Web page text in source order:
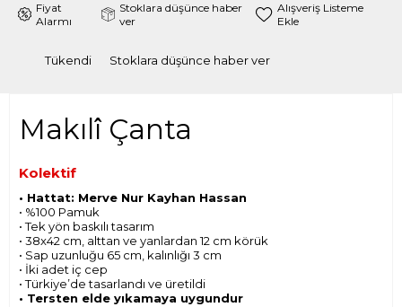
Fiyat
Alarmı
Stoklara düşünce haber
ver
Alışveriş Listeme
Ekle
Tükendi Stoklara düşünce haber ver
Makılî Çanta
Kolektif
• Hattat: Merve Nur Kayhan Hassan
• %100 Pamuk
• Tek yön baskılı tasarım
• 38x42 cm, alttan ve yanlardan 12 cm körük
• Sap uzunluğu 65 cm, kalınlığı 3 cm
• İki adet iç cep
• Türkiye’de tasarlandı ve üretildi
• Tersten elde yıkamaya uygundur